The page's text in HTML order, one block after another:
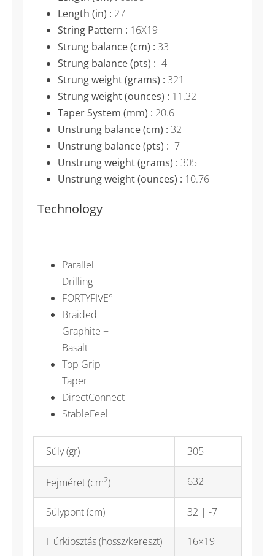
Length (in) : 27
String Pattern : 16X19
Strung balance (cm) : 33
Strung balance (pts) : -4
Strung weight (grams) : 321
Strung weight (ounces) : 11.32
Taper System (mm) : 20.6
Unstrung balance (cm) : 32
Unstrung balance (pts) : -7
Unstrung weight (grams) : 305
Unstrung weight (ounces) : 10.76
Technology
Parallel
Drilling
FORTYFIVE°
Braided
Graphite +
Basalt
Top Grip
Taper
DirectConnect
StableFeel
Súly (gr) 305
Fejméret (cm2) 632
Súlypont (cm) 32 | -7
Húrkiosztás (hossz/kereszt) 16×19